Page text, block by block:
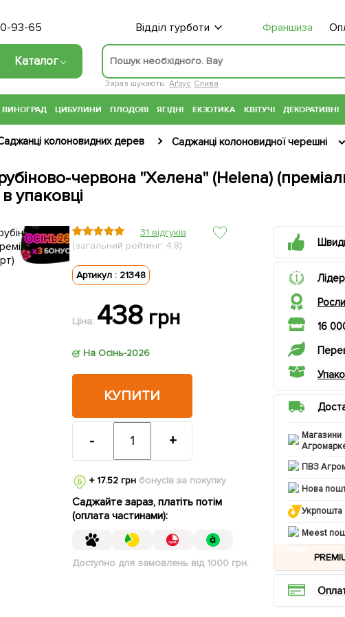
93-65 Відділ турботи Франшиза
Каталог
Зараз шукають: Аґрус Слива
ВИНОГРАД ЦИБУЛИНИ ПЛОДОВІ ЯГІДНІ ЕКЗОТИКА КВІТУЧІ ДЕКОРАТИВНІ
колоновидних дерев Саджанці колоновидної черешні
червона "Хелена" (Helena)
упаковці
31 відгуків
(загальний рейтинг: 4.8)
Артикул : 21348
Ціна: 438 грн
На Осінь-2026
КУПИТИ
- +
+ 17.52 грнбонусів за покупку
Саджайте зараз, платіть потім
(оплата частинами):
Доступно для замовлень від 1000 грн.
16
Магазини
ПВЗ
Нова
Укрпошта
Meest